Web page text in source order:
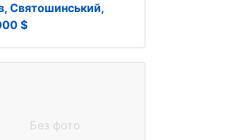
Святошинський,
$
Без фото